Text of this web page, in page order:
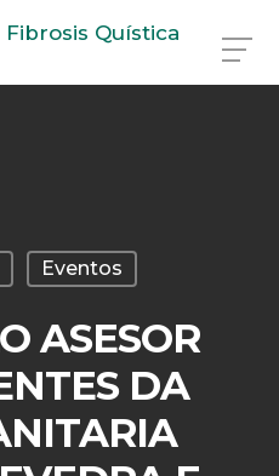
Eventos
ASESOR
DA